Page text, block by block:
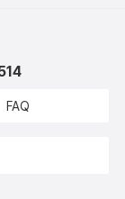
씨앗을 퍼뜨리는
씨’라서 맑고 많
은사람이 되지 않
결쳐요. 모든 말은
바라보려고 한다
로그나 홈페이지
꿔요. 그냥그냥
다울 노릇이어야
FAQ